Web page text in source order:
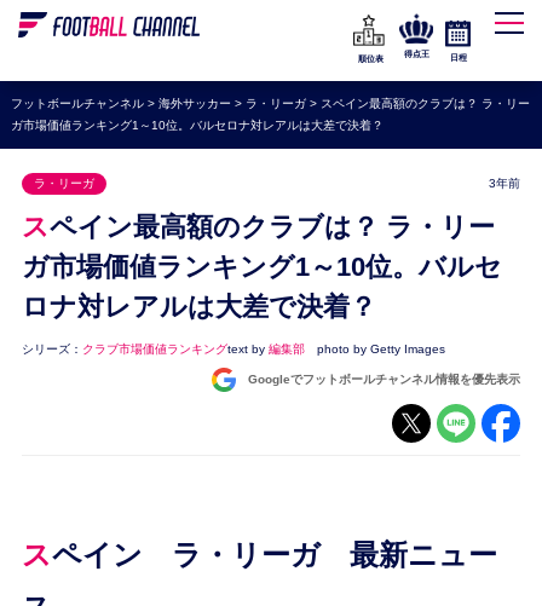
WEリーグ
海外サッカー
プレミアリーグ
ラ・リーガ
セリエA
ブンデスリーガ
UEFA
ナショナルチーム
順位表
得点王 日程
フットボールチャンネル> 海外サッカー > ラ・リーガ> スペイン最高額のクラブは？ ラ・リー
ガ市場価値ランキング1～10位。バルセロナ対レアルは大差で決着？
ラ・リーガ 3年前
スペイン最高額のクラブは？ ラ・リー
ガ市場価値ランキング1～10位。バルセ
ロナ対レアルは大差で決着？
シリーズ： クラブ市場価値ランキングtext by 編集部 photo by Getty Images
Googleでフットボールチャンネル情報を優先表示
スペイン ラ・リーガ 最新ニュー